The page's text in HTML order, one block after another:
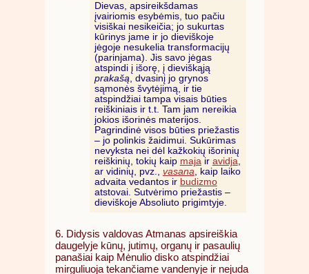
Dievas, apsireikšdamas
įvairiomis esybėmis, tuo pačiu
visiškai nesikeičia; jo sukurtas
kūrinys jame ir jo dieviškoje
jėgoje nesukelia transformacijų
(parinjama). Jis savo jėgas
atspindi į išorę, į dieviškąją
prakašą, dvasinį jo grynos
sąmonės švytėjimą, ir tie
atspindžiai tampa visais būties
reiškiniais ir t.t. Tam jam nereikia
jokios išorinės materijos.
Pagrindinė visos būties priežastis
– jo polinkis žaidimui. Sukūrimas
nevyksta nei dėl kažkokių išorinių
reiškinių, tokių kaip majair avidja,
ar vidinių, pvz., vasana, kaip laiko
advaita vedantos ir budizmo
atstovai. Sutvėrimo priežastis –
dieviškoje Absoliuto prigimtyje.
6. Didysis valdovas Atmanas apsireiškia
daugelyje kūnų, jutimų, organų ir pasaulių
panašiai kaip Mėnulio disko atspindžiai
mirguliuoja tekančiame vandenyje ir nejuda